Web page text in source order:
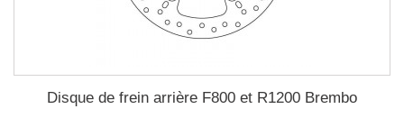
Disque de frein arrière F800 et R1200 Brembo